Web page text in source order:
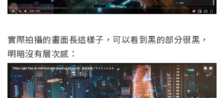
實際拍攝的畫面長這樣子，可以看到黑的部分很黑，
明暗沒有層次感：